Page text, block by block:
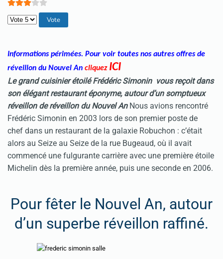
Veuillez voter
Informations périmées. Pour voir toutes nos autres offres de
réveillon du Nouvel An cliquez ICI
Le grand cuisinier étoilé Frédéric Simonin vous reçoit dans
son élégant restaurant éponyme, autour d’un somptueux
réveillon de réveillon du Nouvel An Nous avions rencontré
Frédéric Simonin en 2003 lors de son premier poste de
chef dans un restaurant de la galaxie Robuchon : c’était
alors au Seize au Seize de la rue Bugeaud, où il avait
commencé une fulgurante carrière avec une première étoile
Michelin dès la première année, puis une seconde en 2006.
Pour fêter le Nouvel An, autour
d’un superbe réveillon raffiné.